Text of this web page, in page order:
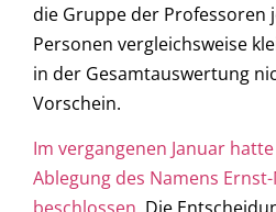
die Gruppe der Professoren
Personen vergleichsweise
in der Gesamtauswertung
Vorschein.
Im vergangenen Januar
Ablegung des Namens